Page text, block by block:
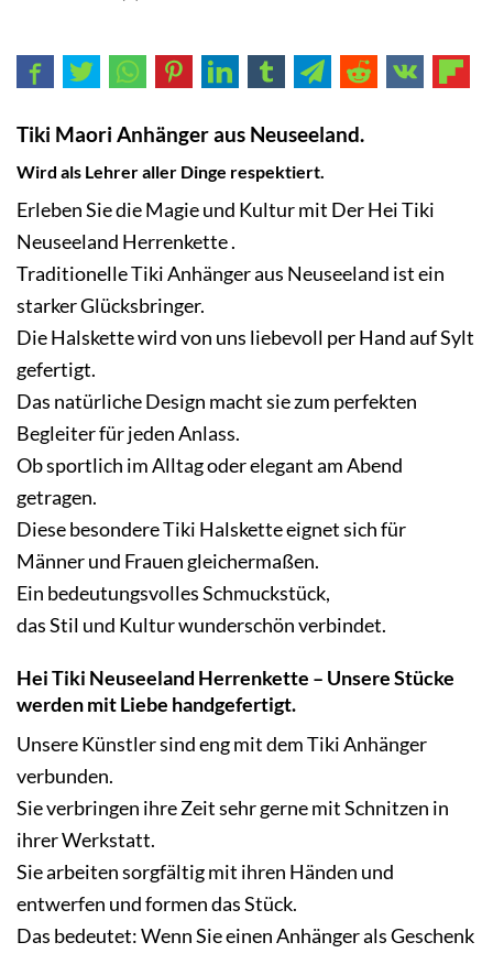
Tiki Maori Anhänger aus Neuseeland.
Wird als Lehrer aller Dinge respektiert.
Erleben Sie die Magie und Kultur mit Der Hei Tiki
Neuseeland Herrenkette .
Traditionelle Tiki Anhänger aus Neuseeland ist ein
starker Glücksbringer.
Die Halskette wird von uns liebevoll per Hand auf Sylt
gefertigt.
Das natürliche Design macht sie zum perfekten
Begleiter für jeden Anlass.
Ob sportlich im Alltag oder elegant am Abend
getragen.
Diese besondere Tiki Halskette eignet sich für
Männer und Frauen gleichermaßen.
Ein bedeutungsvolles Schmuckstück,
das Stil und Kultur wunderschön verbindet.
Hei Tiki Neuseeland Herrenkette – Unsere Stücke
werden mit Liebe handgefertigt.
Unsere Künstler sind eng mit demTiki Anhänger
verbunden.
Sie verbringen ihre Zeit sehr gerne mit Schnitzen in
ihrer Werkstatt.
Sie arbeiten sorgfältig mit ihren Händen und
entwerfen und formen das Stück.
Das bedeutet: Wenn Sie einen Anhänger als Geschenk